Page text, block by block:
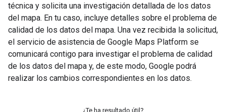
técnica y solicita una investigación detallada de los datos
del mapa. En tu caso, incluye detalles sobre el problema de
calidad de los datos del mapa. Una vez recibida la solicitud,
el servicio de asistencia de Google Maps Platform se
comunicará contigo para investigar el problema de calidad
de los datos del mapa y, de este modo, Google podrá
realizar los cambios correspondientes en los datos.
¿Te ha resultado útil?